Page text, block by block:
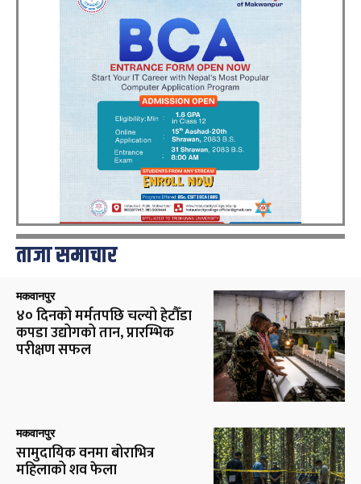
ताजा समाचार
मकवानपुर
४० दिनको मर्मतपछि चल्यो हेटौँडा
कपडा उद्योगको तान, प्रारम्भिक
परीक्षण सफल
मकवानपुर
सामुदायिक वनमा बोराभित्र
महिलाको शव फेला